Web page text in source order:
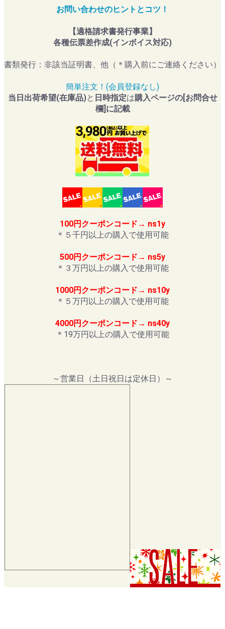
お問い合わせのヒントとコツ！
【適格請求書発行事業】
各種伝票差作成(インボイス対応)
書類発行：非該当証明書、他（＊購入前にご連絡ください）
簡単注文！(会員登録なし)
当日出荷希望(在庫品)と 日時指定は購入ページの[お問合せ
欄]に記載
100円クーポンコード→ ns1y
＊５千円以上の購入で使用可能
500円クーポンコード→ ns5y
＊３万円以上の購入で使用可能
1000円クーポンコード→ ns10y
＊５万円以上の購入で使用可能
4000円クーポンコード→ ns40y
＊19万円以上の購入で使用可能
～営業日（土日祝日は定休日）～